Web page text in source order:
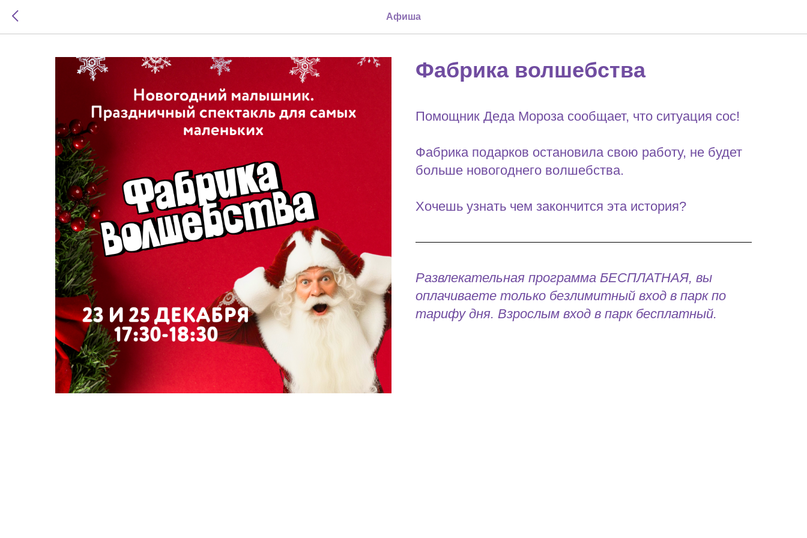
Афиша
Фабрика волшебства
Помощник Деда Мороза сообщает, что ситуация сос!
Фабрика подарков остановила свою работу, не будет
больше новогоднего волшебства.
Хочешь узнать чем закончится эта история?
Развлекательная программа БЕСПЛАТНАЯ, вы
оплачиваете только безлимитный вход в парк по
тарифу дня. Взрослым вход в парк бесплатный.